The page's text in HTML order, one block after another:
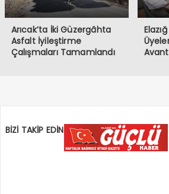
Arıcak’ta İki Güzergâhta
Asfalt İyileştirme
Çalışmaları Tamamlandı
BİZİ TAKİP EDİN